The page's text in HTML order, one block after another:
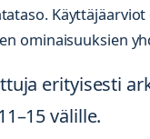
ominaisuuksien
erityisesti
välille.